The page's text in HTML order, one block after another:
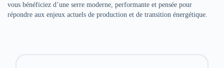
vous bénéficiez d’une serre moderne, performante et pensée pour
répondre aux enjeux actuels de production et de transition énergétique.